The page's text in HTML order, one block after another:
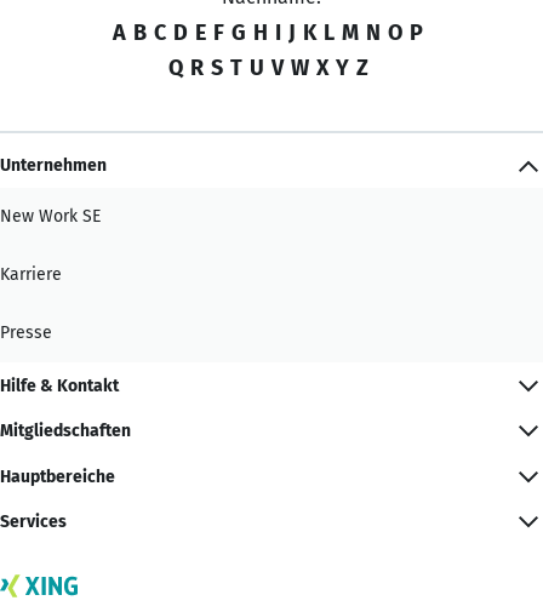
A B C D E F G H I J K L M N O P
Q R S T U V W X Y Z
Unternehmen
New Work SE
Karriere
Presse
Hilfe & Kontakt
Mitgliedschaften
Hauptbereiche
Services